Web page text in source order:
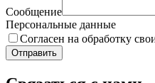
Сообщение
Персональные данные
Согласен на обработку
Отправить